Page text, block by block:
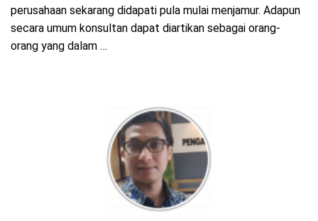
perusahaan sekarang didapati pula mulai menjamur. Adapun
secara umum konsultan dapat diartikan sebagai orang-
orang yang dalam …